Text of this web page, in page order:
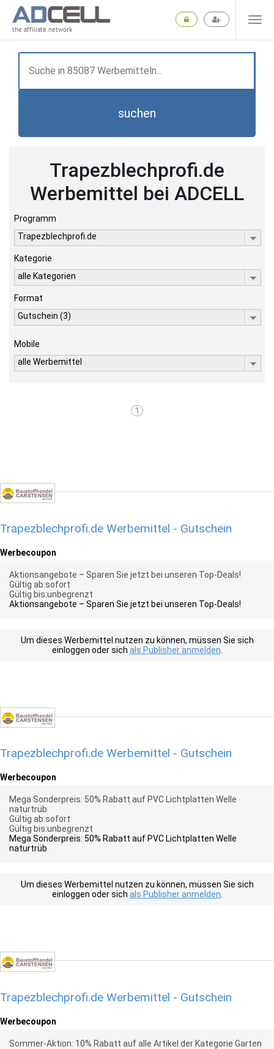
the affiliate network
suchen
Trapezblechprofi.de
Werbemittel bei ADCELL
Programm
Trapezblechprofi.de
Kategorie
alle Kategorien
Format
Gutschein (3)
Mobile
alle Werbemittel
1
Trapezblechprofi.de Werbemittel - Gutschein
Werbecoupon
Aktionsangebote – Sparen Sie jetzt bei unseren Top-Deals!
Gültig ab:sofort
Gültig bis:unbegrenzt
Aktionsangebote – Sparen Sie jetzt bei unseren Top-Deals!
Um dieses Werbemittel nutzen zu können, müssen Sie sich
einloggen oder sich als Publisher anmelden
Trapezblechprofi.de Werbemittel - Gutschein
Werbecoupon
Mega Sonderpreis: 50% Rabatt auf PVC Lichtplatten Welle
naturtrüb
Gültig ab:sofort
Gültig bis:unbegrenzt
Mega Sonderpreis: 50% Rabatt auf PVC Lichtplatten Welle
naturtrüb
Um dieses Werbemittel nutzen zu können, müssen Sie sich
einloggen oder sich als Publisher anmelden
Trapezblechprofi.de Werbemittel - Gutschein
Werbecoupon
Sommer-Aktion: 10% Rabatt auf alle Artikel der Kategorie Garten